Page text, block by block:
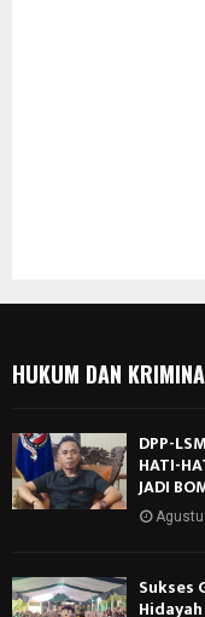
HUKUM DAN
DPP-
HATI-
JADI
Sukses